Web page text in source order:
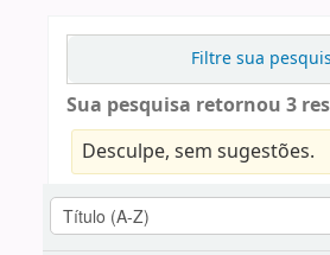
Filtre sua
Sua pesquisa retornou 3
Desculpe, sem sugestões.